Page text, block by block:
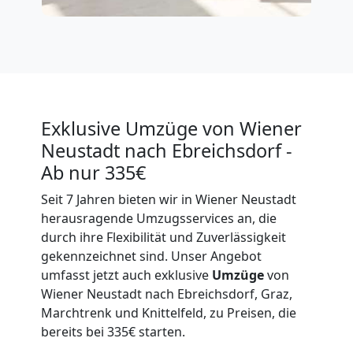
Exklusive Umzüge von Wiener
Neustadt nach Ebreichsdorf -
Ab nur 335€
Seit 7 Jahren bieten wir in Wiener Neustadt
herausragende Umzugsservices an, die
durch ihre Flexibilität und Zuverlässigkeit
gekennzeichnet sind. Unser Angebot
umfasst jetzt auch exklusive Umzügevon
Wiener Neustadt nach Ebreichsdorf, Graz,
Marchtrenk und Knittelfeld, zu Preisen, die
bereits bei 335€ starten.